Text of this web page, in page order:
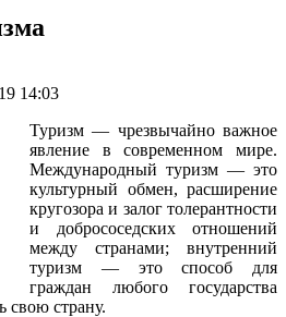
14:03
Туризм — чрезвычайно важное
явление в современном мире.
Международный туризм — это
культурный обмен, расширение
кругозора и залог толерантности
и добрососедских отношений
между странами; внутренний
туризм — это способ для
граждан любого государства
свою страну.